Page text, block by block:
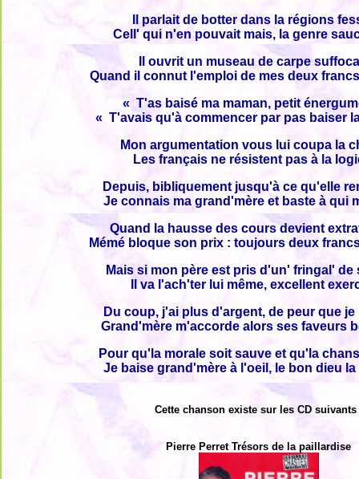
Il parlait de botter dans la régions
Cell' qui n'en pouvait mais, la genre
Il ouvrit un museau de carpe
Quand il connut l'emploi de mes deux
« T'as baisé ma maman, petit
« T'avais qu'à commencer par pas baiser
Mon argumentation vous lui coupa la
Les français ne résistent pas à la
Depuis, bibliquement jusqu'à ce qu'elle
Je connais ma grand'mère et baste à qui
Quand la hausse des cours devient
Mémé bloque son prix : toujours deux
Mais si mon père est pris d'un' fringal' de
Il va l'ach'ter lui même, excellent
Du coup, j'ai plus d'argent, de peur que
Grand'mère m'accorde alors ses faveurs
Pour qu'la morale soit sauve et qu'la
Je baise grand'mère à l'oeil, le bon dieu
Cette chanson existe sur les CD suivants
Pierre Perret Trésors de la paillardise